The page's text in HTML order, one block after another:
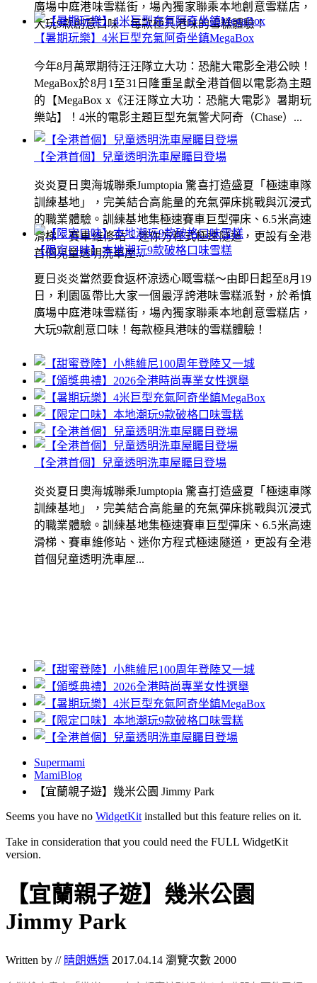
廣場中庭港味雪糕街，場內獨家聯乘本地創意雪糕店，
大玩9款創意口味！每款極具港味的雪糕體驗！
【全港首個】兒童透明洗車屋矚目登場
炎炎夏日奧海城聯乘Jumptopia 驚喜打造盛夏「極速車隊
訓練基地」，完美結合高能量的充氣彈床挑戰與沉浸式
的職業體驗。訓練基地集極速賽車巨型彈床、6.5米高速
滑梯、賽車維修站、迷你方程式極速隧道，更設有全港
首個兒童透明洗車屋...
【暑期玩樂】4米巨型充氣阿奇坐鎮MegaBox
今年8月萬眾期待汪汪隊立大功：恐龍大電影全港公映！
MegaBox於8月1至31日隆重呈獻全港首個以電影為主題
的【MegaBox x《汪汪隊立大功：恐龍大電影》暑期玩
樂站】！4米的電影主題巨型充氣警犬阿奇（Chase）...
【限定口味】本地潮玩9款破格口味雪糕
夏日炎炎當然要食返杯涼透心嘅雪糕～由即日起至8月19
日，利園區帶比大家一個最浮誇港味雪糕派對，於希慎
廣場中庭港味雪糕街，場內獨家聯乘本地創意雪糕店，
大玩9款創意口味！每款極具港味的雪糕體驗！
【全港首個】兒童透明洗車屋矚目登場
炎炎夏日奧海城聯乘Jumptopia 驚喜打造盛夏「極速車隊
訓練基地」，完美結合高能量的充氣彈床挑戰與沉浸式
的職業體驗。訓練基地集極速賽車巨型彈床、6.5米高速
滑梯、賽車維修站、迷你方程式極速隧道，更設有全港
首個兒童透明洗車屋...
Supermami
MamiBlog
【宜蘭親子遊】幾米公園 Jimmy Park
Seems you have no WidgetKit installed but this feature relies on it.
Take in consideration that you could need the FULL WidgetKit
version.
【宜蘭親子遊】幾米公園
Jimmy Park
Written by // 晴朗媽媽 2017.04.14 瀏覽次數 2000